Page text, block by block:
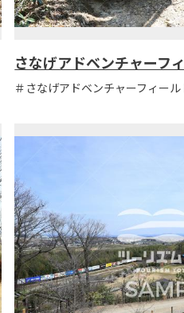
さなげアドベンチャーフ
＃さなげアドベンチャーフィー